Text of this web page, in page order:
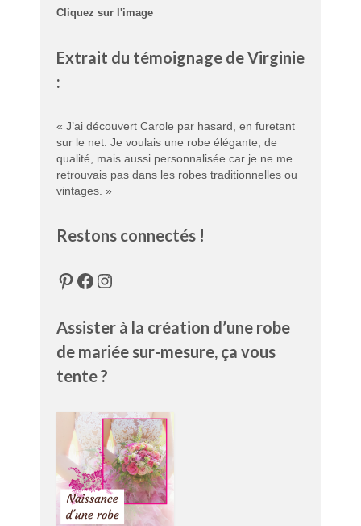
Cliquez sur l'image
Extrait du témoignage de Virginie
:
« J’ai découvert Carole par hasard, en furetant
sur le net. Je voulais une robe élégante, de
qualité, mais aussi personnalisée car je ne me
retrouvais pas dans les robes traditionnelles ou
vintages. »
Restons connectés !
Pinterest
Facebook
Instagram
Assister à la création d’une robe
de mariée sur-mesure, ça vous
tente ?